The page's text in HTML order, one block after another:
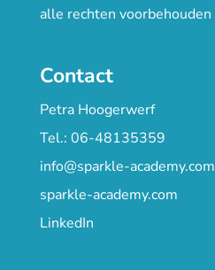
alle rechten voorbehouden
Contact
Petra Hoogerwerf
Tel.: 06-48135359
info@sparkle-academy.com
sparkle-academy.com
LinkedIn